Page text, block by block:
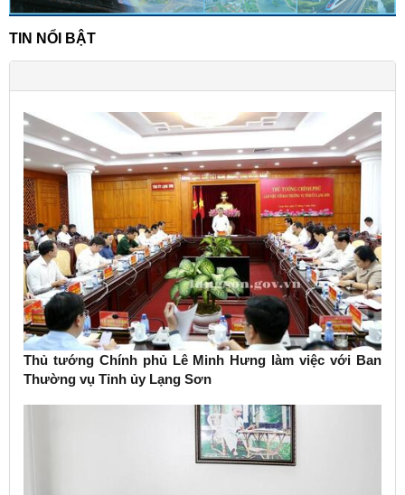
TIN NỔI BẬT
Thủ tướng Chính phủ Lê Minh Hưng làm việc với Ban
Thường vụ Tỉnh ủy Lạng Sơn